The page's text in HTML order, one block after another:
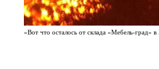
«Вот что осталось от склада «Мебель-град» в